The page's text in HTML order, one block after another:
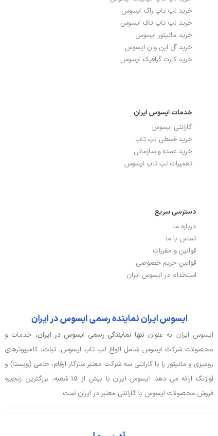
نسبت تصویر 16:9
نوع صفحه نمایش
تعداد پورت USB 2.0
تعداد پورت USB 3.2
توضیحات شبکه بی سیم
Wi-Fi 6E(802.11ax) (Dual band) 2*2
نسخه بلوتوث
پورت HDMI
پورت USB TYPE-C
باتری، توان و خنک‌کننده
آداپتور باتری 19V, 4.74A, 90W
جک هدفون/ میکروفون جک 3.5 میلی متری
خرید لپ تاپ راگ ایسوس
خرید لپ تاپ تاف ایسوس
خرید مانیتور ایسوس
خرید آل این وان ایسوس
خرید کارت گرافیک ایسوس
خدمات ایسوس ایران
گارانتی ایسوس
خرید قسطی لپ تاپ
خرید عمده و سازمانی
تعمیرات لپ تاپ ایسوس
دسترسی سریع
درباره ما
تماس با ما
قوانین و مقررات
قوانین حریم خصوصی
استخدام در ایسوس ایران
ایسوس ایران نماینده رسمی ایسوس در ایران
ایسوس ایران به عنوان تنها نمایندگی رسمی ایسوس در ایران، خدمات و
محصولات شرکت ایسوس شامل انواع لپ تاپ ایسوس، تبلت، کامپیوترهای
رومیزی و مانیتور را با گارانتی سه شرکت معتبر سازگار ارقام، حامی (ویستا) و
آواژنگ ارائه می دهد. ایسوس ایران با بیش از 15 شعبه، بزرگترین زنجیره
فروش محصولات ایسوس با گارانتی معتبر در ایران است.